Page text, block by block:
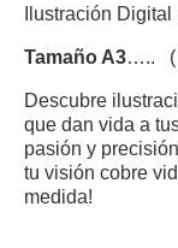
Ilustración
Tamaño A3….. (
Descubre
que dan vida a
pasión y
tu visión cobre
medida!